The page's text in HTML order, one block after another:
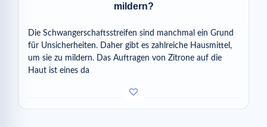
mildern?
Die Schwangerschaftsstreifen sind manchmal ein Grund
für Unsicherheiten. Daher gibt es zahlreiche Hausmittel,
um sie zu mildern. Das Auftragen von Zitrone auf die
Haut ist eines da